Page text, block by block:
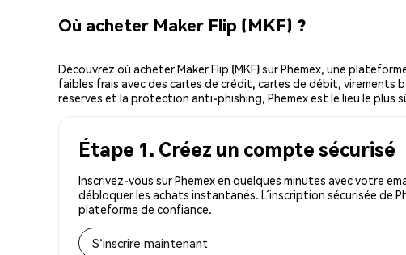
Où acheter Maker Flip (MKF) ?
Découvrez où acheter Maker Flip (MKF) sur Phemex, une
faibles frais avec des cartes de crédit, cartes de débit, virements
réserves et la protection anti-phishing, Phemex est le lieu le plus
Étape 1. Créez un compte sécurisé
Inscrivez-vous sur Phemex en quelques minutes avec votre
débloquer les achats instantanés. L’inscription sécurisée de
plateforme de confiance.
S'inscrire maintenant